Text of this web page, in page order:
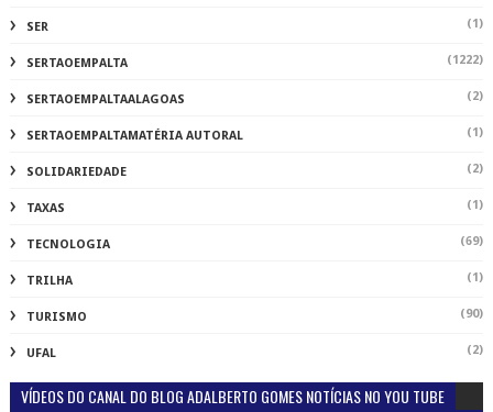
SER (1)
SERTAOEMPALTA (1222)
SERTAOEMPALTAALAGOAS (2)
SERTAOEMPALTAMATÉRIA AUTORAL (1)
SOLIDARIEDADE (2)
TAXAS (1)
TECNOLOGIA (69)
TRILHA (1)
TURISMO (90)
UFAL (2)
VÍDEOS DO CANAL DO BLOG ADALBERTO GOMES NOTÍCIAS NO YOU TUBE